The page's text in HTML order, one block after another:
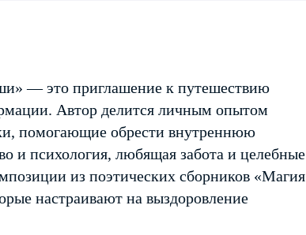
— это приглашение к путешествию
Автор делится личным опытом
помогающие обрести внутреннюю
и психология, любящая забота и целебные
из поэтических сборников «Магия
настраивают на выздоровление